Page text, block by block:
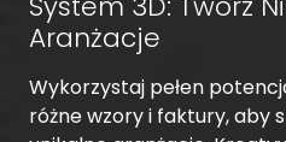
Aranżacje
Wykorzystaj pełen
różne wzory i faktury, aby